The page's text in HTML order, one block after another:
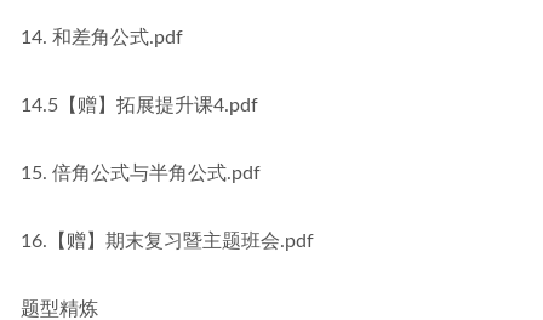
14. 和差角公式.pdf
14.5【赠】拓展提升课4.pdf
15. 倍角公式与半角公式.pdf
16.【赠】期末复习暨主题班会.pdf
题型精炼